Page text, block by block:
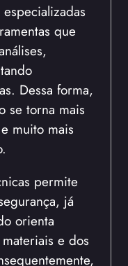
que
Dessa forma,
se torna mais
muito mais
permite
já
orienta
e dos